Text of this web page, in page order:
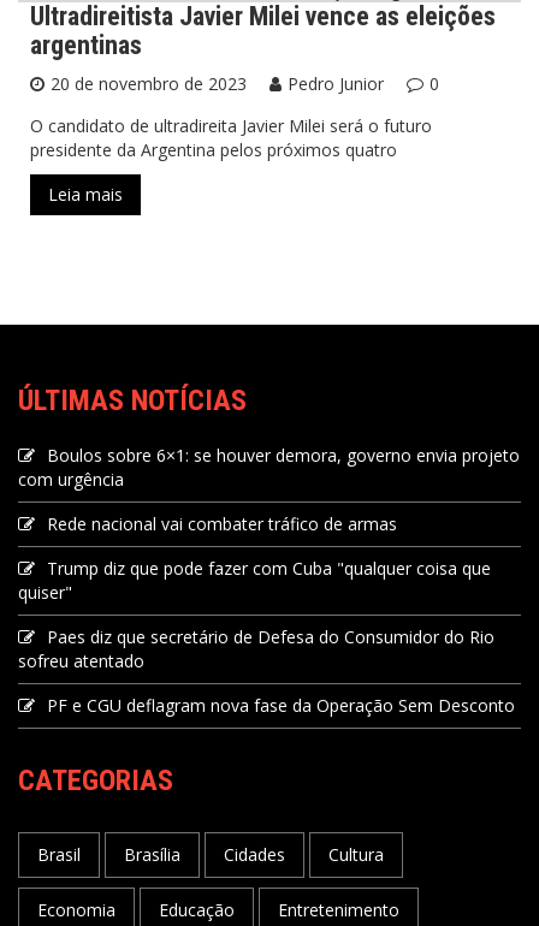
Política
Ultradireitista Javier Milei vence as eleições
argentinas
20 de novembro de 2023 Pedro Junior
0
O candidato de ultradireita Javier Milei será o futuro
presidente da Argentina pelos próximos quatro
Leia mais
ÚLTIMAS NOTÍCIAS
Boulos sobre 6×1: se houver demora, governo envia projeto
com urgência
Rede nacional vai combater tráfico de armas
Trump diz que pode fazer com Cuba "qualquer coisa que
quiser"
Paes diz que secretário de Defesa do Consumidor do Rio
sofreu atentado
PF e CGU deflagram nova fase da Operação Sem Desconto
CATEGORIAS
Brasil Brasília Cidades Cultura
Economia Educação Entretenimento